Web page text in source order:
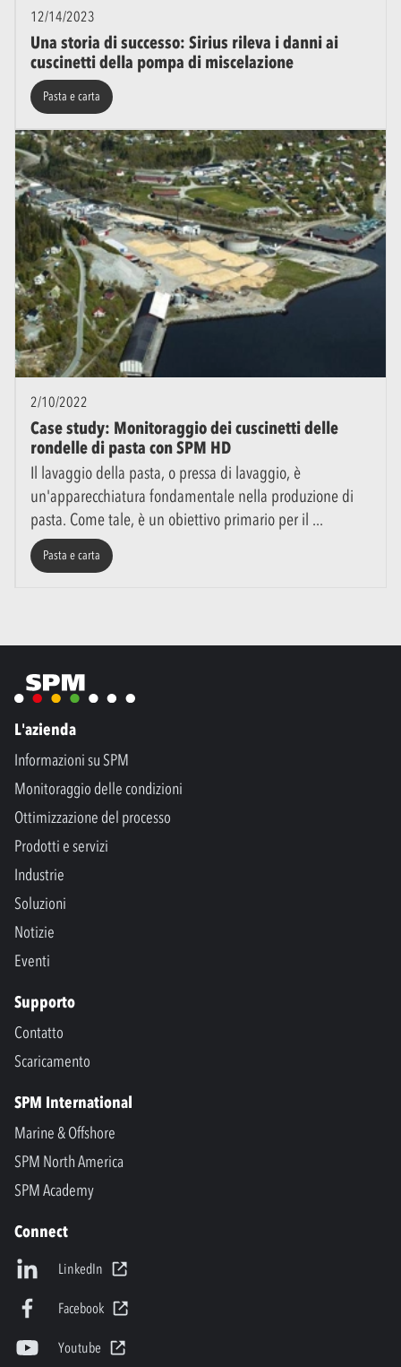
12/14/2023
Una storia di successo: Sirius rileva i danni ai
cuscinetti della pompa di miscelazione
Pasta e carta
2/10/2022
Case study: Monitoraggio dei cuscinetti delle
rondelle di pasta con SPM HD
Il lavaggio della pasta, o pressa di lavaggio, è
un'apparecchiatura fondamentale nella produzione di
pasta. Come tale, è un obiettivo primario per il
Pasta e carta
L'azienda
Informazioni su SPM
Monitoraggio delle condizioni
Ottimizzazione del processo
Prodotti e servizi
Industrie
Soluzioni
Notizie
Eventi
Supporto
Contatto
Scaricamento
SPM International
Marine & Offshore
SPM North America
SPM Academy
Connect
LinkedIn
Facebook
Youtube